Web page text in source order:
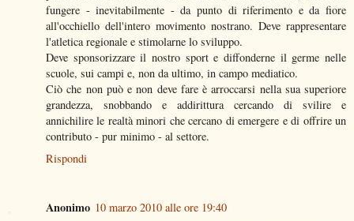
fungere - inevitabilmente - da punto di riferimento e da fiore
all'occhiello dell'intero movimento nostrano. Deve rappresentare
l'atletica regionale e stimolarne lo sviluppo.
Deve sponsorizzare il nostro sport e diffonderne il germe nelle
scuole, sui campi e, non da ultimo, in campo mediatico.
Ciò che non può e non deve fare è arroccarsi nella sua superiore
grandezza, snobbando e addirittura cercando di svilire e
annichilire le realtà minori che cercano di emergere e di offrire un
contributo - pur minimo - al settore.
Rispondi
Anonimo 10 marzo 2010 alle ore 19:40